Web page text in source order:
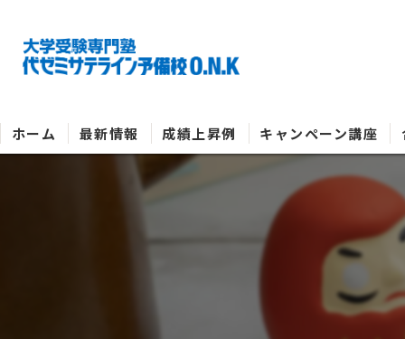
ホーム 最新情報 成績上昇例 キャンペーン講座